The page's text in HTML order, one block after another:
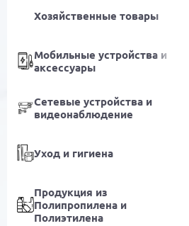
Хозяйственные товары
Мобильные устройства и
аксессуары
Сетевые устройства и
видеонаблюдение
Уход и гигиена
Продукция из
Полипропилена и
Полиэтилена